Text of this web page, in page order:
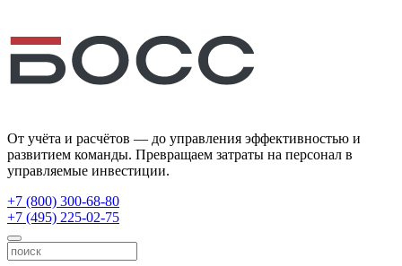
От учёта и расчётов — до управления эффективностью и
развитием команды. Превращаем затраты на персонал в
управляемые инвестиции.
+7 (800) 300-68-80
+7 (495) 225-02-75